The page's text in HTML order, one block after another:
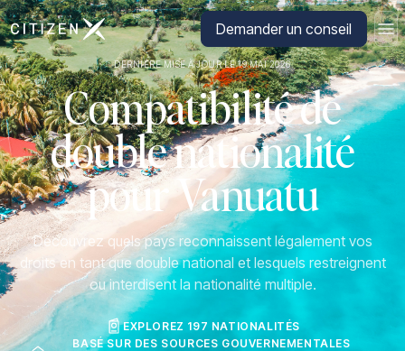
Aller à la page d'accueil de CitizenXDemander un conseil
DERNIÈRE MISE À JOUR LE 19 MAI 2026
Compatibilité de
double nationalité
pour Vanuatu
Découvrez quels pays reconnaissent légalement vos
droits en tant que double national et lesquels restreignent
ou interdisent la nationalité multiple.
EXPLOREZ 197 NATIONALITÉS
BASÉ SUR DES SOURCES GOUVERNEMENTALES